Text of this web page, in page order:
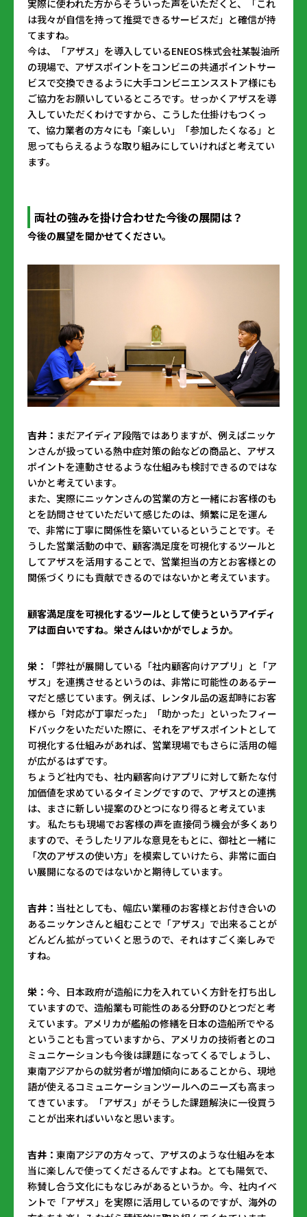
実際に使われた方からそういった声をいただくと、「これ
は我々が自信を持って推奨できるサービスだ」と確信が持
てますね。
今は、「アザス」を導入しているENEOS株式会社某製油所
の現場で、アザスポイントをコンビニの共通ポイントサー
ビスで交換できるように大手コンビニエンスストア様にも
ご協力をお願いしているところです。せっかくアザスを導
入していただくわけですから、こうした仕掛けもつくっ
て、協力業者の方々にも「楽しい」「参加したくなる」と
思ってもらえるような取り組みにしていければと考えてい
ます。
両社の強みを掛け合わせた今後の展開は？
――今後の展望を聞かせてください。
吉井： まだアイディア段階ではありますが、例えばニッケ
ンさんが扱っている熱中症対策の飴などの商品と、アザス
ポイントを連動させるような仕組みも検討できるのではな
いかと考えています。
また、実際にニッケンさんの営業の方と一緒にお客様のも
とを訪問させていただいて感じたのは、頻繁に足を運ん
で、非常に丁寧に関係性を築いているということです。そ
うした営業活動の中で、顧客満足度を可視化するツールと
してアザスを活用することで、営業担当の方とお客様との
関係づくりにも貢献できるのではないかと考えています。
――顧客満足度を可視化するツールとして使うというアイディ
アは面白いですね。栄さんはいかがでしょうか。
栄：
「弊社が展開している「社内顧客向けアプリ」と「ア
ザス」を連携させるというのは、非常に可能性のあるテー
マだと感じています。例えば、レンタル品の返却時にお客
様から「対応が丁寧だった」「助かった」といったフィー
ドバックをいただいた際に、それをアザスポイントとして
可視化する仕組みがあれば、営業現場でもさらに活用の幅
が広がるはずです。
ちょうど社内でも、社内顧客向けアプリに対して新たな付
加価値を求めているタイミングですので、アザスとの連携
は、まさに新しい提案のひとつになり得ると考えていま
す。 私たちも現場でお客様の声を直接伺う機会が多くあり
ますので、そうしたリアルな意見をもとに、御社と一緒に
「次のアザスの使い方」を模索していけたら、非常に面白
い展開になるのではないかと期待しています。
吉井： 当社としても、幅広い業種のお客様とお付き合いの
あるニッケンさんと組むことで「アザス」で出来ることが
どんどん拡がっていくと思うので、それはすごく楽しみで
すね。
栄： 今、日本政府が造船に力を入れていく方針を打ち出し
ていますので、造船業も可能性のある分野のひとつだと考
えています。アメリカが艦船の修繕を日本の造船所でやる
ということも言っていますから、アメリカの技術者とのコ
ミュニケーションも今後は課題になってくるでしょうし、
東南アジアからの就労者が増加傾向にあることから、現地
語が使えるコミュニケーションツールへのニーズも高まっ
てきています。「アザス」がそうした課題解決に一役買う
ことが出来ればいいなと思います。
吉井： 東南アジアの方々って、アザスのような仕組みを本
当に楽しんで使ってくださるんですよね。とても陽気で、
称賛し合う文化にもなじみがあるというか。今、社内イベ
ントで「アザス」を実際に活用しているのですが、海外の